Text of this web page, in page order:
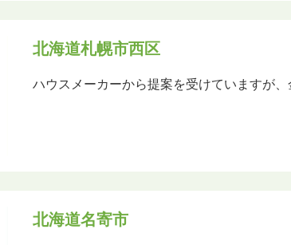
北海道札幌市西区
ハウスメーカーから提案を受けていますが
北海道名寄市